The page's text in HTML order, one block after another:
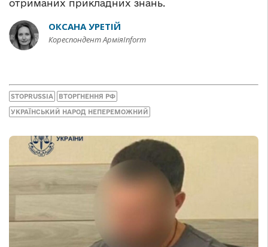
отриманих прикладних знань.
ОКСАНА УРЕТІЙ
Кореспондент АрміяInform
STOPRUSSIA ВТОРГНЕННЯ РФ
УКРАЇНСЬКИЙ НАРОД НЕПЕРЕМОЖНИЙ